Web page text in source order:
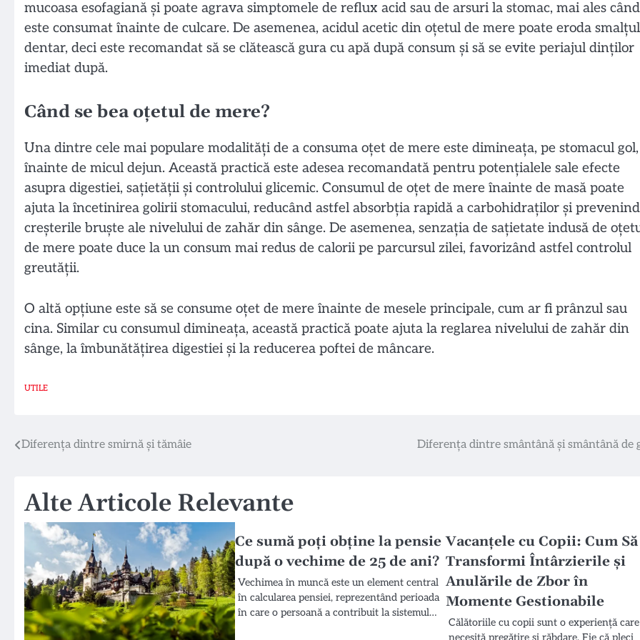
mucoasa esofagiană și poate agrava simptomele de reflux acid sau de arsuri la stomac, mai ales când
este consumat înainte de culcare. De asemenea, acidul acetic din oțetul de mere poate eroda smalțul
dentar, deci este recomandat să se clătească gura cu apă după consum și să se evite periajul dinților
imediat după.
Când se bea oțetul de mere?
Una dintre cele mai populare modalități de a consuma oțet de mere este dimineața, pe stomacul gol,
înainte de micul dejun. Această practică este adesea recomandată pentru potențialele sale efecte
asupra digestiei, sațietății și controlului glicemic. Consumul de oțet de mere înainte de masă poate
ajuta la încetinirea golirii stomacului, reducând astfel absorbția rapidă a carbohidraților și prevenind
creșterile bruște ale nivelului de zahăr din sânge. De asemenea, senzația de sațietate indusă de
de mere poate duce la un consum mai redus de calorii pe parcursul zilei, favorizând astfel controlul
greutății.
O altă opțiune este să se consume oțet de mere înainte de mesele principale, cum ar fi prânzul sau
cina. Similar cu consumul dimineața, această practică poate ajuta la reglarea nivelului de zahăr din
sânge, la îmbunătățirea digestiei și la reducerea poftei de mâncare.
UTILE
Navigare
articole
Diferența dintre smirnă și tămâie Diferența dintre smântână și smântână de
Alte Articole Relevante
Ce sumă poți obține la pensie
după o vechime de 25 de ani?
Vechimea în muncă este un element central
în calcularea pensiei, reprezentând perioada
în care o persoană a contribuit la sistemul…
Vacanțele cu Copii: Cum Să
Transformi Întârzierile și
Anulările de Zbor în
Momente Gestionabile
Călătoriile cu copii sunt o experiență care